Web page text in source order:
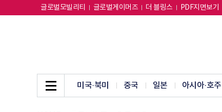
글로벌모빌리티 글로벌게이머즈 더 블링스 PDF지면보기
미국·북미 중국 일본 아시아·호주